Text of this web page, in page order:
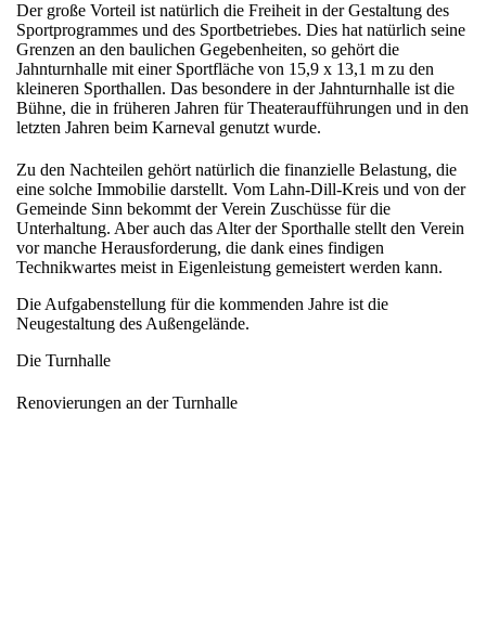
Der große Vorteil ist natürlich die Freiheit in der Gestaltung des
Sportprogrammes und des Sportbetriebes. Dies hat natürlich seine
Grenzen an den baulichen Gegebenheiten, so gehört die
Jahnturnhalle mit einer Sportfläche von 15,9 x 13,1 m zu den
kleineren Sporthallen. Das besondere in der Jahnturnhalle ist die
Bühne, die in früheren Jahren für Theateraufführungen und in den
letzten Jahren beim Karneval genutzt wurde.
Zu den Nachteilen gehört natürlich die finanzielle Belastung, die
eine solche Immobilie darstellt. Vom Lahn-Dill-Kreis und von der
Gemeinde Sinn bekommt der Verein Zuschüsse für die
Unterhaltung. Aber auch das Alter der Sporthalle stellt den Verein
vor manche Herausforderung, die dank eines findigen
Technikwartes meist in Eigenleistung gemeistert werden kann.
Die Aufgabenstellung für die kommenden Jahre ist die
Neugestaltung des Außengelände.
Die Turnhalle
Renovierungen an der Turnhalle